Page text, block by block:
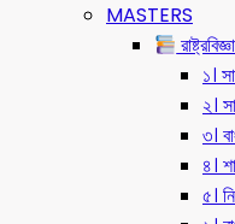
MASTERS
১।
২।
৩।
৪।
৫।